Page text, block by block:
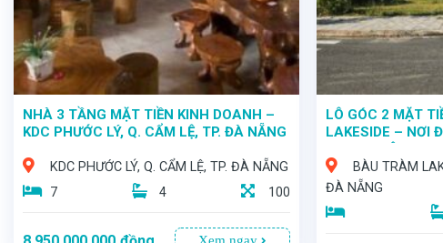
NHÀ 3 TẦNG MẶT TIỀN KINH DOANH –
KDC PHƯỚC LÝ, Q. CẨM LỆ, TP. ĐÀ NẴNG
KDC PHƯỚC LÝ, Q. CẨM LỆ, TP. ĐÀ NẴNG
7
4 100
LÔ GÓC 2 MẶT
LAKESIDE – NƠI
BÀU TRÀM
ĐÀ NẴNG